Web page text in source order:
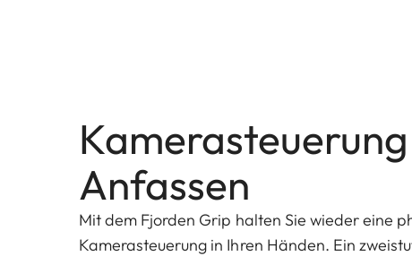
Anfassen
Mit dem Fjorden Grip halten Sie wieder eine
Kamerasteuerung in Ihren Händen. Ein